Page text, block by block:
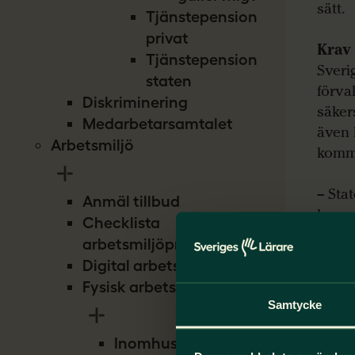
Samtycke
Tjänstepension
privat
Tjänstepension
staten
Diskriminering
Medarbetarsamtalet
Arbetsmiljö
Anmäl tillbud
Checklista
arbetsmiljöproblem
Digital arbetsmiljö
Fysisk arbetsmiljö
Inomhusmiljö
sätt.
även
–
bara